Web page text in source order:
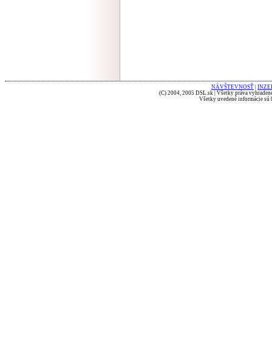
NÁVŠTEVNOSŤ
(C) 2004, 2005 DSL.sk | Všetky práva
Všetky uvedené informácie sú